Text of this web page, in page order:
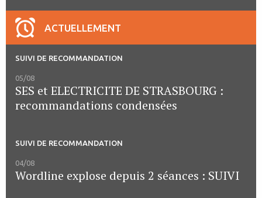
ACTUELLEMENT
SUIVI DE RECOMMANDATION
05/08
SES et ELECTRICITE DE STRASBOURG :
recommandations condensées
SUIVI DE RECOMMANDATION
04/08
Wordline explose depuis 2 séances : SUIVI